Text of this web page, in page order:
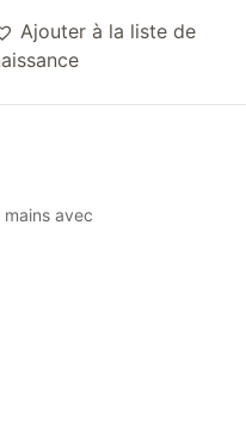
Ajouter à la liste de
avec